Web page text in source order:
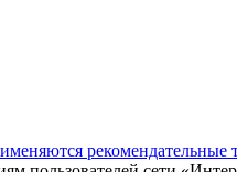
рекомендательные